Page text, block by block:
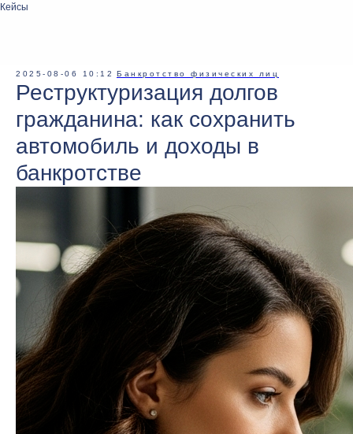
Кейсы
2025-08-06 10:12 Банкротство физических лиц
Реструктуризация долгов
гражданина: как сохранить
автомобиль и доходы в
банкротстве